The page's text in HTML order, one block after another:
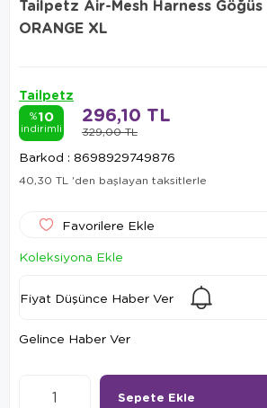
Tailpetz Air-Mesh Harness Göğüs
ORANGE XL
Tailpetz
%10
indirimli 329,00 TL
296,10 TL
Barkod : 8698929749876
40,30 TL 'den başlayan taksitlerle
Favorilere Ekle
Koleksiyona Ekle
Fiyat Düşünce Haber Ver
Gelince Haber Ver